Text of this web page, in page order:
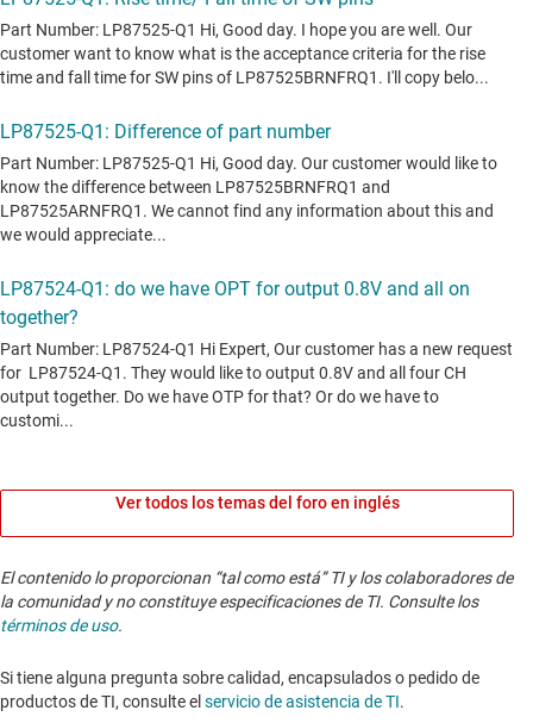
Ver todos los temas del foro en inglés
El contenido lo proporcionan “tal como está” TI y los colaboradores de
la comunidad y no constituye especificaciones de TI. Consulte los
términos de uso.
Si tiene alguna pregunta sobre calidad, encapsulados o pedido de
productos de TI, consulte el servicio de asistencia de TI. ​​​​​​​​​​​​​​